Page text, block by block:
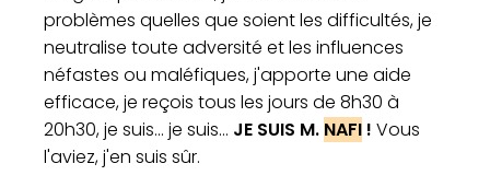
problèmes quelles que soient les difficultés, je
neutralise toute adversité et les influences
néfastes ou maléfiques, j'apporte une aide
efficace, je reçois tous les jours de 8h30 à
20h30, je suis... je suis... JE SUIS M. NAFI ! Vous
l'aviez, j'en suis sûr.